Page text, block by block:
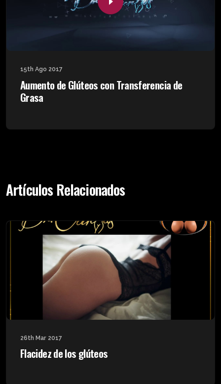
15th Ago 2017
Aumento de Glúteos con Transferencia de
Grasa
Artículos Relacionados
26th Mar 2017
Flacidez de los glúteos